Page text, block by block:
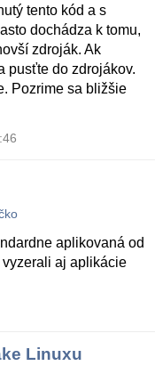
tento kód a s
dochádza k tomu,
zdroják. Ak
pusťte do zdrojákov.
Pozrime sa bližšie
aplikovaná od
aj aplikácie
Linuxu